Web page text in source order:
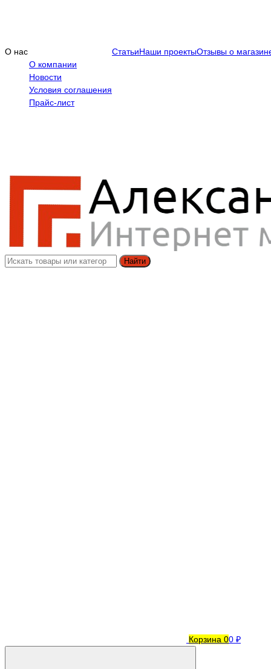
О нас
О компании
Новости
Условия соглашения
Прайс-лист
СтатьиНаши проектыОтзывы о
Найти
Корзина 00 ₽